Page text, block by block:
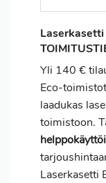
Yli 140 €
Eco-
laadukas
toimistoon.
Laserkasetti